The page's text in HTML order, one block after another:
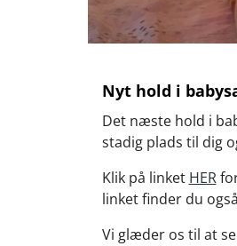
Nyt hold i
Det næste hold i
stadig plads til dig
Klik på linket HER
linket finder du
Vi glæder os til at